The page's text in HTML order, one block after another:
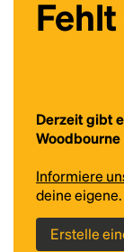
Derzeit gibt
Woodbourne
Informiere
deine eigene.
Erstelle